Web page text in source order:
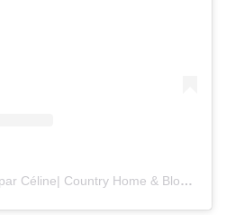
Une publication partagée par Céline| Country Home & Blooms (@countryhomeandblooms)